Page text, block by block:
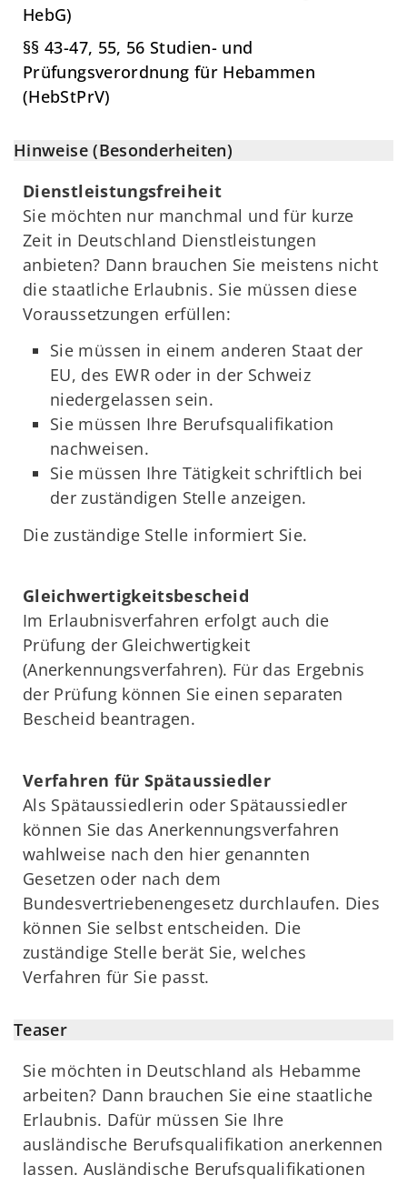
HebG)
§§ 43-47, 55, 56 Studien- und
Prüfungsverordnung für Hebammen
(HebStPrV)
Hinweise (Besonderheiten)
Dienstleistungsfreiheit
Sie möchten nur manchmal und für kurze
Zeit in Deutschland Dienstleistungen
anbieten? Dann brauchen Sie meistens nicht
die staatliche Erlaubnis. Sie müssen diese
Voraussetzungen erfüllen:
Sie müssen in einem anderen Staat der
EU, des EWR oder in der Schweiz
niedergelassen sein.
Sie müssen Ihre Berufsqualifikation
nachweisen.
Sie müssen Ihre Tätigkeit schriftlich bei
der zuständigen Stelle anzeigen.
Die zuständige Stelle informiert Sie.
Gleichwertigkeitsbescheid
Im Erlaubnisverfahren erfolgt auch die
Prüfung der Gleichwertigkeit
(Anerkennungsverfahren). Für das Ergebnis
der Prüfung können Sie einen separaten
Bescheid beantragen.
Verfahren für Spätaussiedler
Als Spätaussiedlerin oder Spätaussiedler
können Sie das Anerkennungsverfahren
wahlweise nach den hier genannten
Gesetzen oder nach dem
Bundesvertriebenengesetz durchlaufen. Dies
können Sie selbst entscheiden. Die
zuständige Stelle berät Sie, welches
Verfahren für Sie passt.
Teaser
Sie möchten in Deutschland als Hebamme
arbeiten? Dann brauchen Sie eine staatliche
Erlaubnis. Dafür müssen Sie Ihre
ausländische Berufsqualifikation anerkennen
lassen. Ausländische Berufsqualifikationen